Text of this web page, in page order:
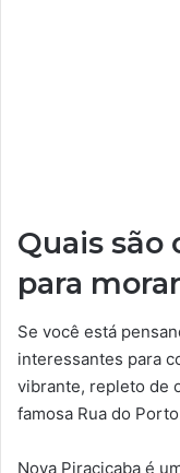
Quais são
para
Se você está
interessantes para
vibrante, repleto de
famosa Rua do
Nova Piracicaba é